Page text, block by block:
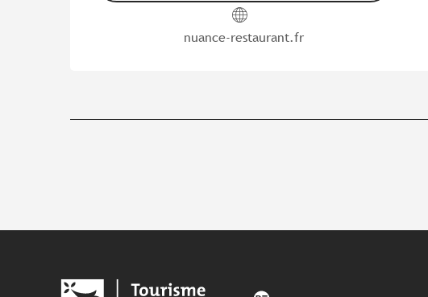
nuance-restaurant.fr